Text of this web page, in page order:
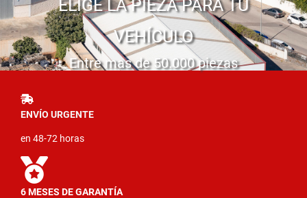
ELIGE LA PIEZA PARA TU
VEHÍCULO
Entre mas de 50.000 piezas
ENVÍO URGENTE
en 48-72 horas
6 MESES DE GARANTÍA